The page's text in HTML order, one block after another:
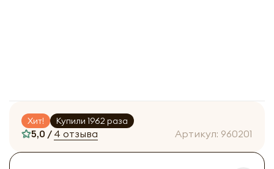
Хит! Купили 1962 раза
5,0 / 4 отзыва Артикул: 960201